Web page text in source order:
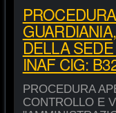
DELLA
INAF CIG:
PROCEDURA
CONTROLLO E